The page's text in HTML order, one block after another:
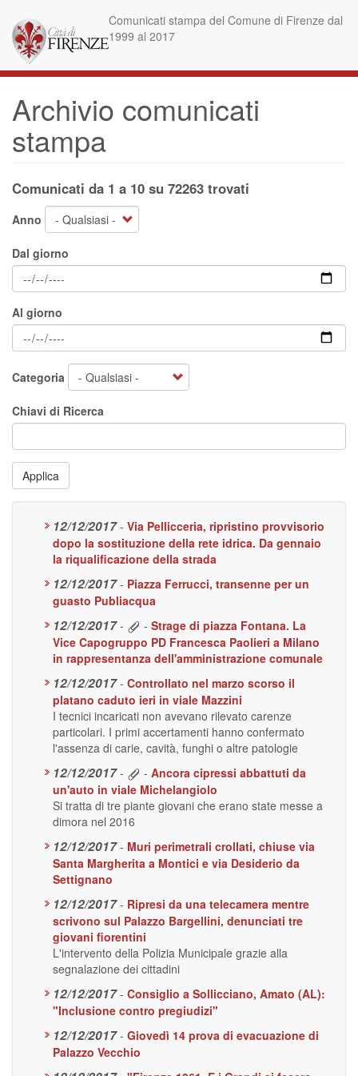
contenuto
principale
Comunicati stampa del Comune di Firenze dal
1999 al 2017
Archivio comunicati
stampa
Comunicati da 1 a 10 su 72263 trovati
Anno
Dal giorno
Al giorno
Categoria
Chiavi di Ricerca
Applica
12/12/2017 - Via Pellicceria, ripristino provvisorio
dopo la sostituzione della rete idrica. Da gennaio
la riqualificazione della strada
12/12/2017 - Piazza Ferrucci, transenne per un
guasto Publiacqua
12/12/2017 - - Strage di piazza Fontana. La
Vice Capogruppo PD Francesca Paolieri a Milano
in rappresentanza dell'amministrazione comunale
12/12/2017 - Controllato nel marzo scorso il
platano caduto ieri in viale Mazzini
I tecnici incaricati non avevano rilevato carenze
particolari. I primi accertamenti hanno confermato
l'assenza di carie, cavità, funghi o altre patologie
12/12/2017 - - Ancora cipressi abbattuti da
un'auto in viale Michelangiolo
Si tratta di tre piante giovani che erano state messe a
dimora nel 2016
12/12/2017 - Muri perimetrali crollati, chiuse via
Santa Margherita a Montici e via Desiderio da
Settignano
12/12/2017 - Ripresi da una telecamera mentre
scrivono sul Palazzo Bargellini, denunciati tre
giovani fiorentini
L'intervento della Polizia Municipale grazie alla
segnalazione dei cittadini
12/12/2017 - Consiglio a Sollicciano, Amato (AL):
"Inclusione contro pregiudizi"
12/12/2017 - Giovedì 14 prova di evacuazione di
Palazzo Vecchio